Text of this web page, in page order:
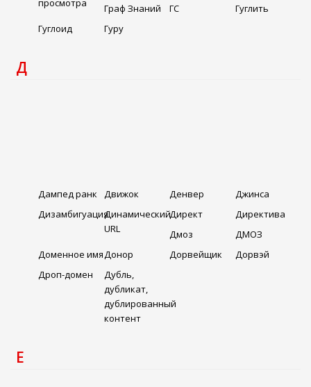
просмотра Граф Знаний ГС
Гуглить
Гуглоид
Гуру
Д
Дампед ранк Движок Денвер
Джинса
ДизамбигуацияДинамический
URL
Директ
Директива
Дмоз
ДМОЗ
Доменное имяДонор Дорвейщик
Дорвэй
Дроп-домен
Дубль,
дубликат,
дублированный
контент
Е